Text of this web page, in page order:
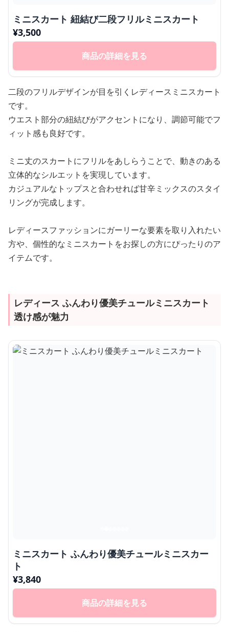
ミニスカート 紐結び二段フリルミニスカート
¥3,500
商品の詳細を見る
二段のフリルデザインが目を引くレディースミニスカート
です。
ウエスト部分の紐結びがアクセントになり、調節可能でフ
ィット感も良好です。
ミニ丈のスカートにフリルをあしらうことで、動きのある
立体的なシルエットを実現しています。
カジュアルなトップスと合わせれば甘辛ミックスのスタイ
リングが完成します。
レディースファッションにガーリーな要素を取り入れたい
方や、個性的なミニスカートをお探しの方にぴったりのア
イテムです。
レディース ふんわり優美チュールミニスカート
透け感が魅力
ミニスカート ふんわり優美チュールミニスカー
ト
¥3,840
商品の詳細を見る